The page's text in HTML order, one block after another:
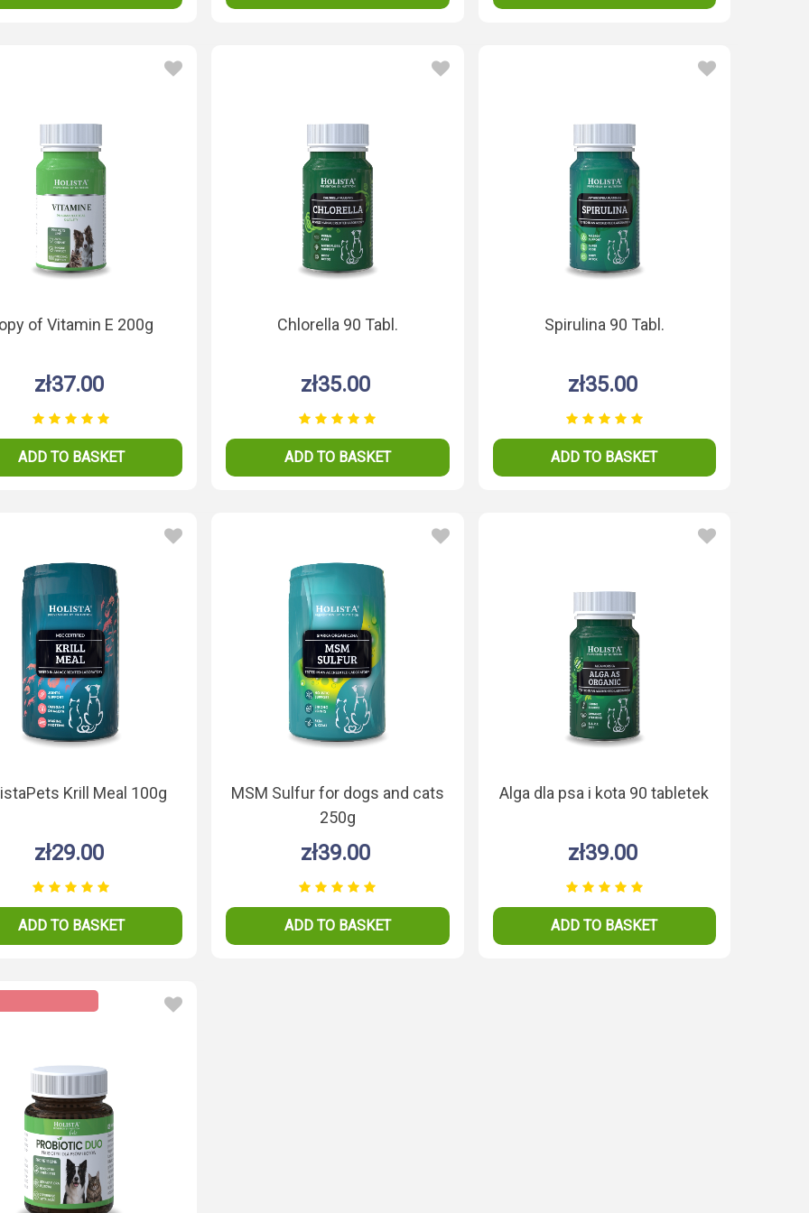
of Vitamin E 200g
zł37.00
ADD TO BASKET
Chlorella 90 Tabl.
zł35.00
ADD TO BASKET
Spirulina 90 Tabl.
zł35.00
ADD TO BASKET
Krill Meal 100g
zł29.00
ADD TO BASKET
MSM Sulfur for dogs and cats
250g
zł39.00
ADD TO BASKET
Alga dla psa i kota 90 tabletek
zł39.00
ADD TO BASKET